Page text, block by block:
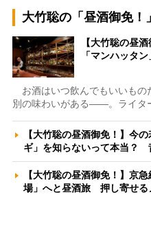
大竹聡の「昼酒御免！」
【大竹聡の昼
「マンハッタ
お酒はいつ飲んでもいいもの
別の味わいがある――。ライタ
【大竹聡の昼酒御免！】今
ギ」を知らないって本当？
【大竹聡の昼酒御免！】京
場」へと昼酒旅 押し寄せ